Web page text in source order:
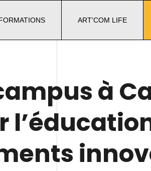
ART'COM LIFE
à